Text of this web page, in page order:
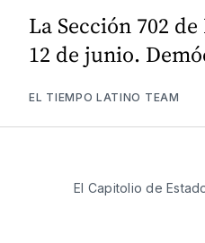
La Sección 702
12 de junio.
EL TIEMPO LATINO TEAM
El Capitolio de